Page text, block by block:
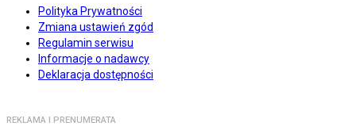
Polityka Prywatności
Zmiana ustawień zgód
Regulamin serwisu
Informacje o nadawcy
Deklaracja dostępności
REKLAMA I PRENUMERATA